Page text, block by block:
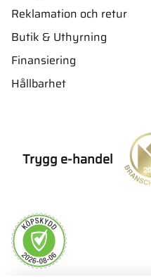
Reklamation och retur
Butik & Uthyrning
Finansiering
Hållbarhet
Trygg e-handel